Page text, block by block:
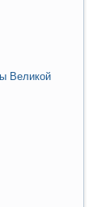
Великой